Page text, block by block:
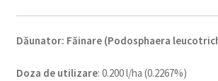
Dăunator: Făinare (Podosphaera
Doza de utilizare: 0.200 l/ha (0.2267%)